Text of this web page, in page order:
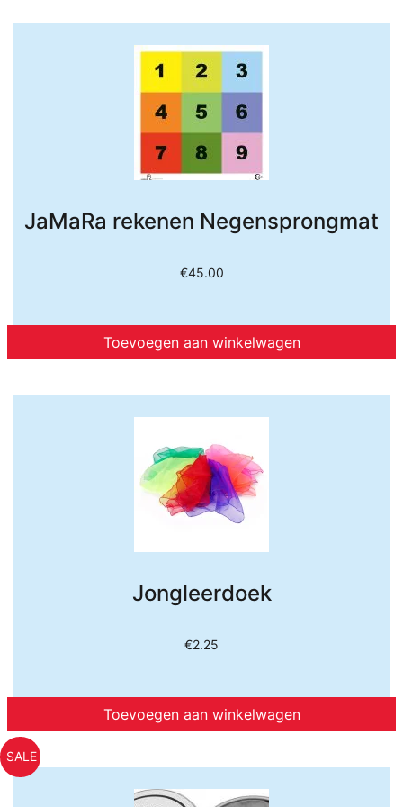
JaMaRa rekenen Negensprongmat
€45.00
Toevoegen aan winkelwagen
Jongleerdoek
€2.25
Toevoegen aan winkelwagen
SALE